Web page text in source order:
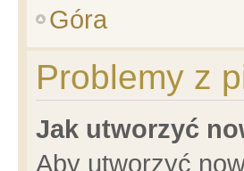
Góra
Problemy z
Jak utworzyć
Aby utworzyć